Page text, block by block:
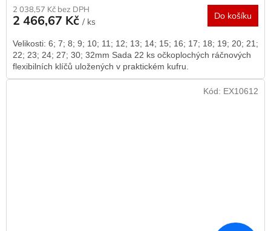
2 038,57 Kč bez DPH
2 466,67 Kč / ks
Do košíku
Velikosti: 6; 7; 8; 9; 10; 11; 12; 13; 14; 15; 16; 17; 18; 19; 20; 21;
22; 23; 24; 27; 30; 32mm Sada 22 ks očkoplochých ráčnových
flexibilních klíčů uložených v praktickém kufru.
Kód: EX10612